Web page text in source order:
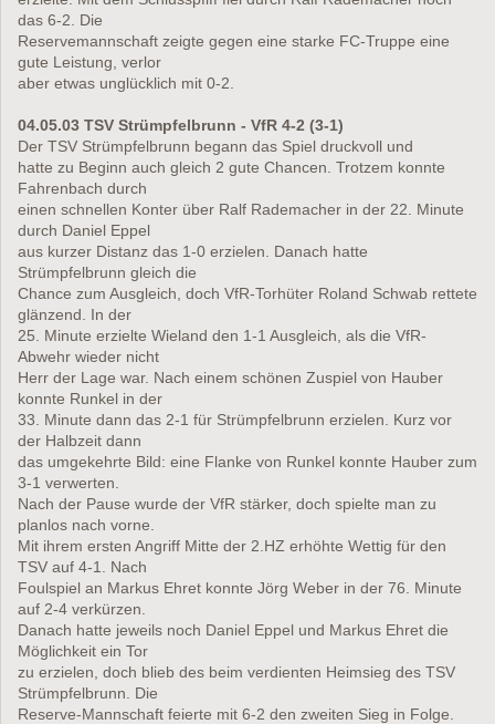
das 6-2. Die
Reservemannschaft zeigte gegen eine starke FC-Truppe eine
gute Leistung, verlor
aber etwas unglücklich mit 0-2.
04.05.03 TSV Strümpfelbrunn - VfR 4-2 (3-1)
Der TSV Strümpfelbrunn begann das Spiel druckvoll und
hatte zu Beginn auch gleich 2 gute Chancen. Trotzem konnte
Fahrenbach durch
einen schnellen Konter über Ralf Rademacher in der 22. Minute
durch Daniel Eppel
aus kurzer Distanz das 1-0 erzielen. Danach hatte
Strümpfelbrunn gleich die
Chance zum Ausgleich, doch VfR-Torhüter Roland Schwab rettete
glänzend. In der
25. Minute erzielte Wieland den 1-1 Ausgleich, als die VfR-
Abwehr wieder nicht
Herr der Lage war. Nach einem schönen Zuspiel von Hauber
konnte Runkel in der
33. Minute dann das 2-1 für Strümpfelbrunn erzielen. Kurz vor
der Halbzeit dann
das umgekehrte Bild: eine Flanke von Runkel konnte Hauber zum
3-1 verwerten.
Nach der Pause wurde der VfR stärker, doch spielte man zu
planlos nach vorne.
Mit ihrem ersten Angriff Mitte der 2.HZ erhöhte Wettig für den
TSV auf 4-1. Nach
Foulspiel an Markus Ehret konnte Jörg Weber in der 76. Minute
auf 2-4 verkürzen.
Danach hatte jeweils noch Daniel Eppel und Markus Ehret die
Möglichkeit ein Tor
zu erzielen, doch blieb des beim verdienten Heimsieg des TSV
Strümpfelbrunn. Die
Reserve-Mannschaft feierte mit 6-2 den zweiten Sieg in Folge.